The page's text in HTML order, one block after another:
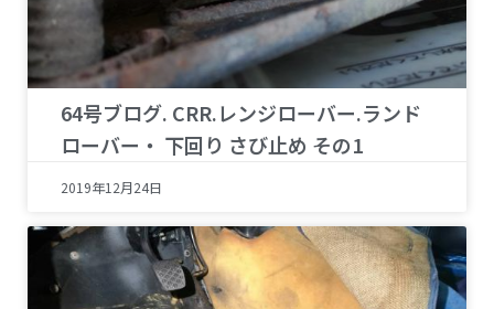
64号ブログ. CRR.レンジローバー.ランド
ローバー・ 下回り さび止め その1
2019年12月24日